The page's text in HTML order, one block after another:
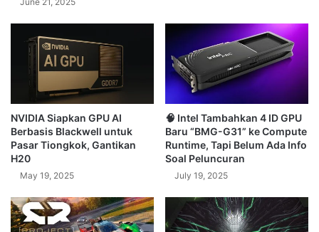
NVIDIA Siapkan GPU AI
Berbasis Blackwell untuk
Pasar Tiongkok, Gantikan
H20
May 19, 2025
🧠 Intel Tambahkan 4 ID GPU
Baru “BMG-G31” ke Compute
Runtime, Tapi Belum Ada Info
Soal Peluncuran
July 19, 2025